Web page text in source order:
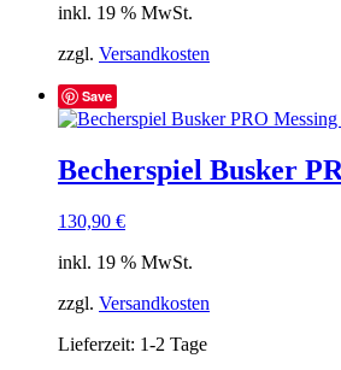
inkl. 19 % MwSt.
zzgl. Versandkosten
Save
Becherspiel Busker
130,90 €
inkl. 19 % MwSt.
zzgl. Versandkosten
Lieferzeit: 1-2 Tage